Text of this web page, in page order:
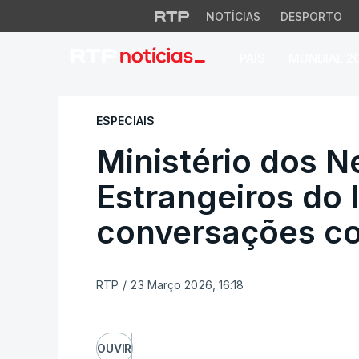
NOTÍCIAS DESPORTO
Ministério dos
ESPECIAIS
Ministério dos
Estrangeiros do
conversações
RTP / 23 Março 2026, 16:18
OUVIR